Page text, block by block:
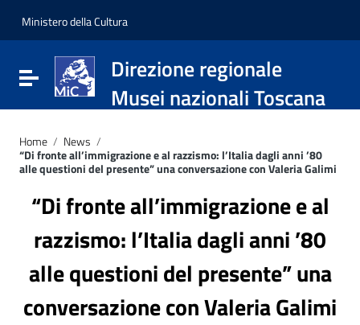
Vai al menu di navigazione
Vai al footer
Ministero della Cultura
Attiva / disattiva la navigazione
Direzione regionale
Musei nazionali Toscana
Home / News /
“Di fronte all’immigrazione e al razzismo: l’Italia dagli anni ’80
alle questioni del presente” una conversazione con Valeria Galimi
“Di fronte all’immigrazione e al
razzismo: l’Italia dagli anni ’80
alle questioni del presente” una
conversazione con Valeria Galimi